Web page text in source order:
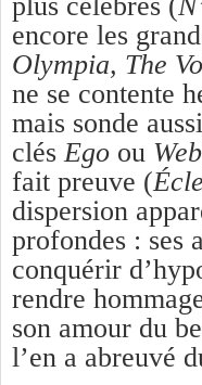
encore les
Olympia, The
ne se contente
mais sonde
clés Ego ou Web
fait preuve (
dispersion
profondes : ses
conquérir
rendre
son amour du
l’en a abreuvé